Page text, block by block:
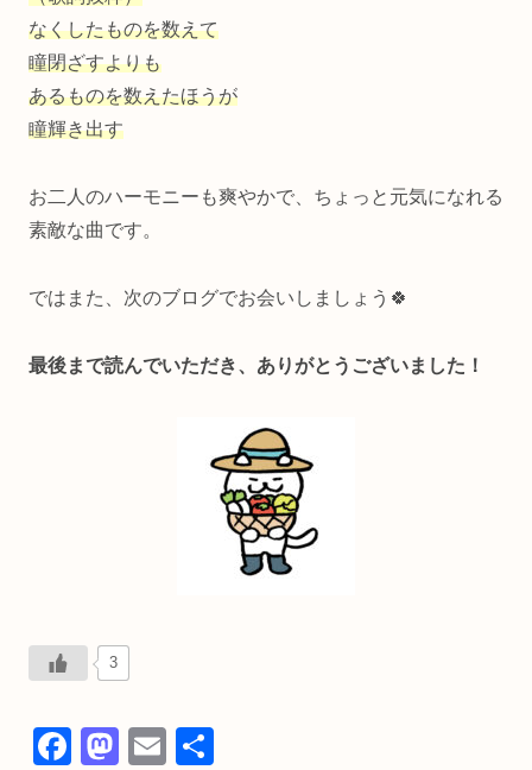
なくしたものを数えて
瞳閉ざすよりも
あるものを数えたほうが
瞳輝き出す
お二人のハーモニーも爽やかで、ちょっと元気になれる
素敵な曲です。
ではまた、次のブログでお会いしましょう🍀
最後まで読んでいただき、ありがとうございました！
3
F
M
E